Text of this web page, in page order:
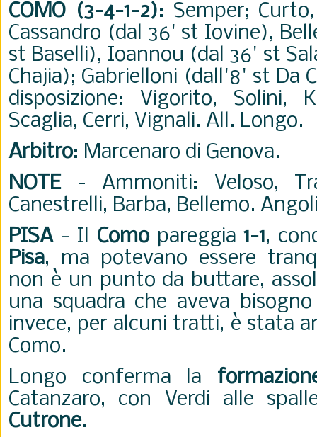
COMO (3-4-1-2): Semper;
Cassandro (dal 36' st Iovine),
st Baselli), Ioannou (dal 36' st
Chajia); Gabrielloni (dall'8' st Da
disposizione: Vigorito, Solini,
Scaglia, Cerri, Vignali. All. Longo.
Arbitro: Marcenaro di Genova.
NOTE - Ammoniti: Veloso,
Canestrelli, Barba, Bellemo.
PISA- Il Comopareggia1-1,
Pisa, ma potevano essere
non è un punto da buttare,
una squadra che aveva
invece, per alcuni tratti, è stata
Como.
Longo conferma la
Catanzaro, con Verdi alle
Cutrone.